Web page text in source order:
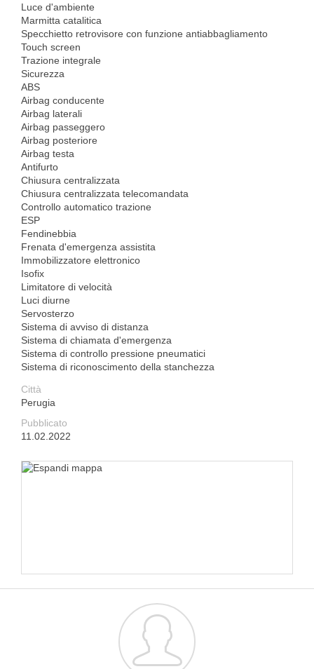
Luce d'ambiente
Marmitta catalitica
Specchietto retrovisore con funzione antiabbagliamento
Touch screen
Trazione integrale
Sicurezza
ABS
Airbag conducente
Airbag laterali
Airbag passeggero
Airbag posteriore
Airbag testa
Antifurto
Chiusura centralizzata
Chiusura centralizzata telecomandata
Controllo automatico trazione
ESP
Fendinebbia
Frenata d'emergenza assistita
Immobilizzatore elettronico
Isofix
Limitatore di velocità
Luci diurne
Servosterzo
Sistema di avviso di distanza
Sistema di chiamata d'emergenza
Sistema di controllo pressione pneumatici
Sistema di riconoscimento della stanchezza
Città
Perugia
Pubblicato
11.02.2022